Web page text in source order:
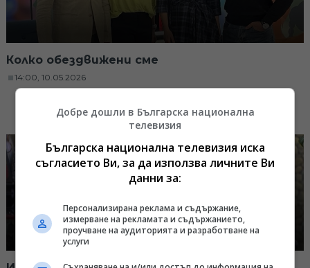
Колко обездвижени сме
14:00, 10.05.2026
Добре дошли в Българска национална
телевизия
Българска национална телевизия иска
съгласието Ви, за да използва личните Ви
данни за:
Персонализирана реклама и съдържание,
измерване на рекламата и съдържанието,
проучване на аудиторията и разработване на
услуги